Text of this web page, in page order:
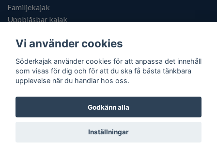
Familjekajak
Uppblåsbar kajak
© 2026 Söderkajak
Vi använder cookies
Söderkajak använder cookies för att anpassa det innehåll
som visas för dig och för att du ska få bästa tänkbara
upplevelse när du handlar hos oss.
Godkänn alla
Inställningar